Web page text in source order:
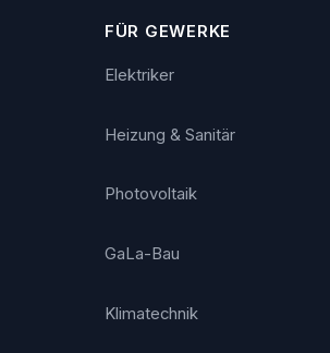
FÜR GEWERKE
Elektriker
Heizung & Sanitär
Photovoltaik
GaLa-Bau
Klimatechnik